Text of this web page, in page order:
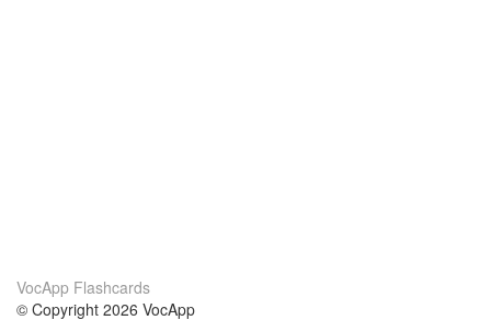
VocApp Flashcards
© Copyright 2026 VocApp